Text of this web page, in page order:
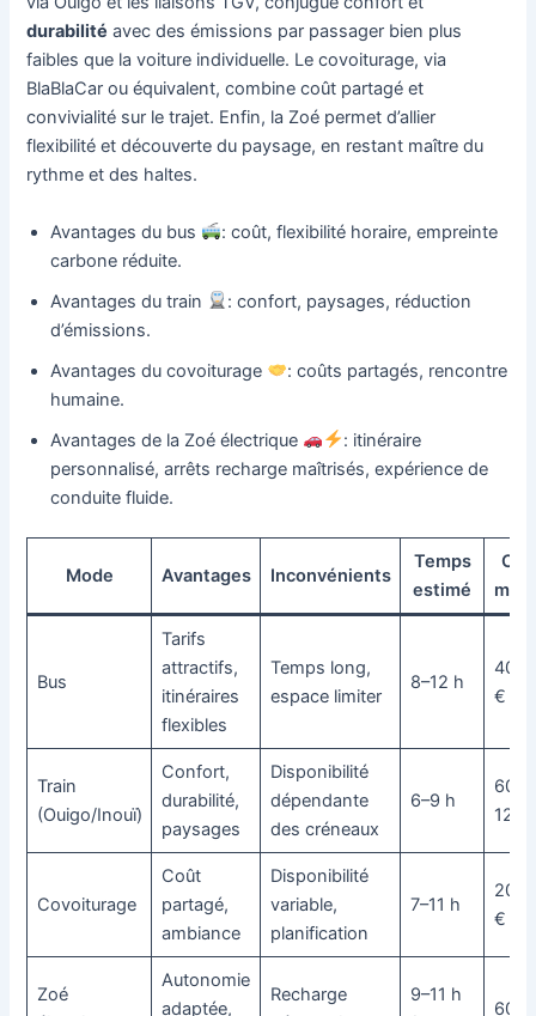
durabilité avec des émissions par passager bien plus
faibles que la voiture individuelle. Le covoiturage, via
BlaBlaCar ou équivalent, combine coût partagé et
convivialité sur le trajet. Enfin, la Zoé permet d’allier
flexibilité et découverte du paysage, en restant maître du
rythme et des haltes.
Avantages du bus
: coût, flexibilité horaire, empreinte
carbone réduite.
Avantages du train
: confort, paysages, réduction
d’émissions.
Avantages du covoiturage
: coûts partagés, rencontre
humaine.
Avantages de la Zoé électrique
: itinéraire
personnalisé, arrêts recharge maîtrisés, expérience de
conduite fluide.
Mode Avantages Inconvénients
Temps
estimé
Bus
Tarifs
attractifs,
itinéraires
flexibles
Temps long,
espace limiter
8–12 h
€
Train
(Ouigo/Inouï)
Confort,
durabilité,
paysages
Disponibilité
dépendante
des créneaux
6–9 h
60–
120
Covoiturage
Coût
partagé,
ambiance
Disponibilité
variable,
planification
7–11 h
€
Zoé
Autonomie
adaptée,
Recharge
9–11 h
60–